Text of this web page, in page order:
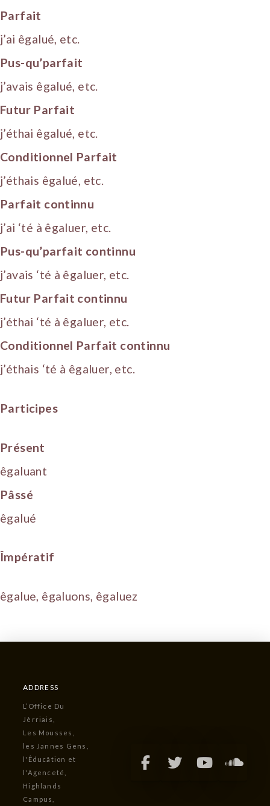
Parfait
j’ai êgalué, etc.
Pus-qu’parfait
j’avais êgalué, etc.
Futur Parfait
j’éthai êgalué, etc.
Conditionnel Parfait
j’éthais êgalué, etc.
Parfait continnu
j’ai ‘té à êgaluer, etc.
Pus-qu’parfait continnu
j’avais ‘té à êgaluer, etc.
Futur Parfait continnu
j’éthai ‘té à êgaluer, etc.
Conditionnel Parfait continnu
j’éthais ‘té à êgaluer, etc.
Participes
Présent
êgaluant
Pâssé
êgalué
Împératif
êgalue, êgaluons, êgaluez
ADDRESS
L’Office Du
Jèrriais,
Les Mousses,
les Jannes Gens,
l'Êducâtion et
l'Agenceté,
Highlands
Campus,